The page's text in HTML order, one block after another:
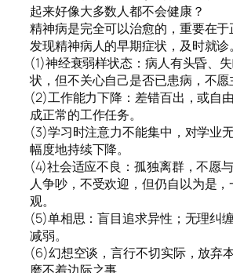
起来好像大多数人都不会健康？
精神病是完全可以治愈的，重要在
发现精神病人的早期症状，及时就诊。
(1)神经衰弱样状态：病人有头昏、
状，但不关心自己是否已患病，不
(2)工作能力下降：差错百出，或自
成正常的工作任务。
(3)学习时注意力不能集中，对学业
幅度地持续下降。
(4)社会适应不良：孤独离群，不愿
人争吵，不受欢迎，但仍自以为是
观。
(5)单相思：盲目追求异性；无理纠
减弱。
(6)幻想空谈，言行不切实际，放弃
磨不着边际之事。